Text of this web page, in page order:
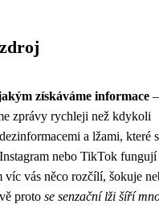
získáváme informace
zprávy rychleji než kdykoli
a lžami, které
nebo TikTok fungují
vás něco rozčílí, šokuje
proto se senzační lži šíří